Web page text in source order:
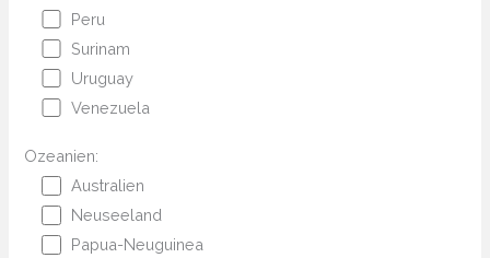
Peru
Surinam
Uruguay
Venezuela
Ozeanien:
Australien
Neuseeland
Papua-Neuguinea